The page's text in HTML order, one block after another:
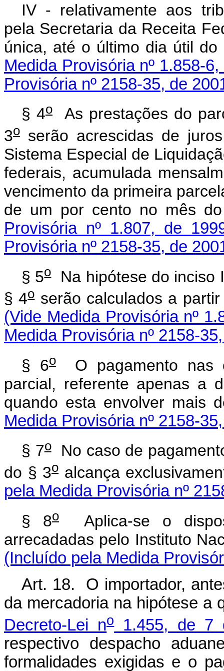
IV - relativamente aos
pela Secretaria da Receita
única, até o último dia
Medida Provisória nº 1.858-
Provisória nº 2158-35, de
§ 4oAs prestações do
3o serão acrescidas de
Sistema Especial de
federais, acumulada
vencimento da primeira
de um por cento no mês
Provisória nº 1.807, de
Provisória nº 2158-35, de
§ 5oNa hipótese do inciso
§ 4oserão calculados a
(Vide Medida Provisória nº
Medida Provisória nº 2158-
§ 6oO pagamento nas
parcial, referente apenas a
quando esta envolver
Medida Provisória nº 2158-
§ 7oNo caso de
do § 3oalcança
pela Medida Provisória nº
§ 8o Aplica-se o
arrecadadas pelo Instituto
(Incluído pela Medida
Art. 18. O importador,
da mercadoria na hipótese a
Decreto-Lei no1.455, de 7
respectivo despacho
formalidades exigidas e o